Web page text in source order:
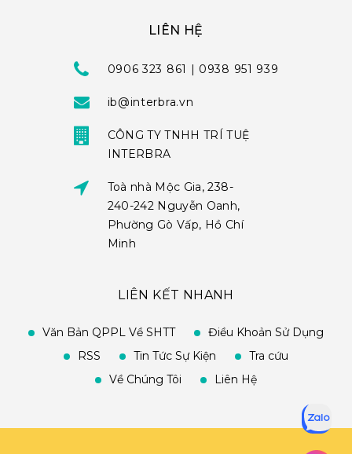
LIÊN HỆ
0906 323 861 | 0938 951 939
ib@interbra.vn
CÔNG TY TNHH TRÍ TUỆ
INTERBRA
Toà nhà Mộc Gia, 238-
240-242 Nguyễn Oanh,
Phường Gò Vấp, Hồ Chí
Minh
LIÊN KẾT NHANH
Văn Bản QPPL Về SHTT
Điều Khoản Sử Dụng
RSS
Tin Tức Sự Kiện
Tra cứu
Về Chúng Tôi
Liên Hệ